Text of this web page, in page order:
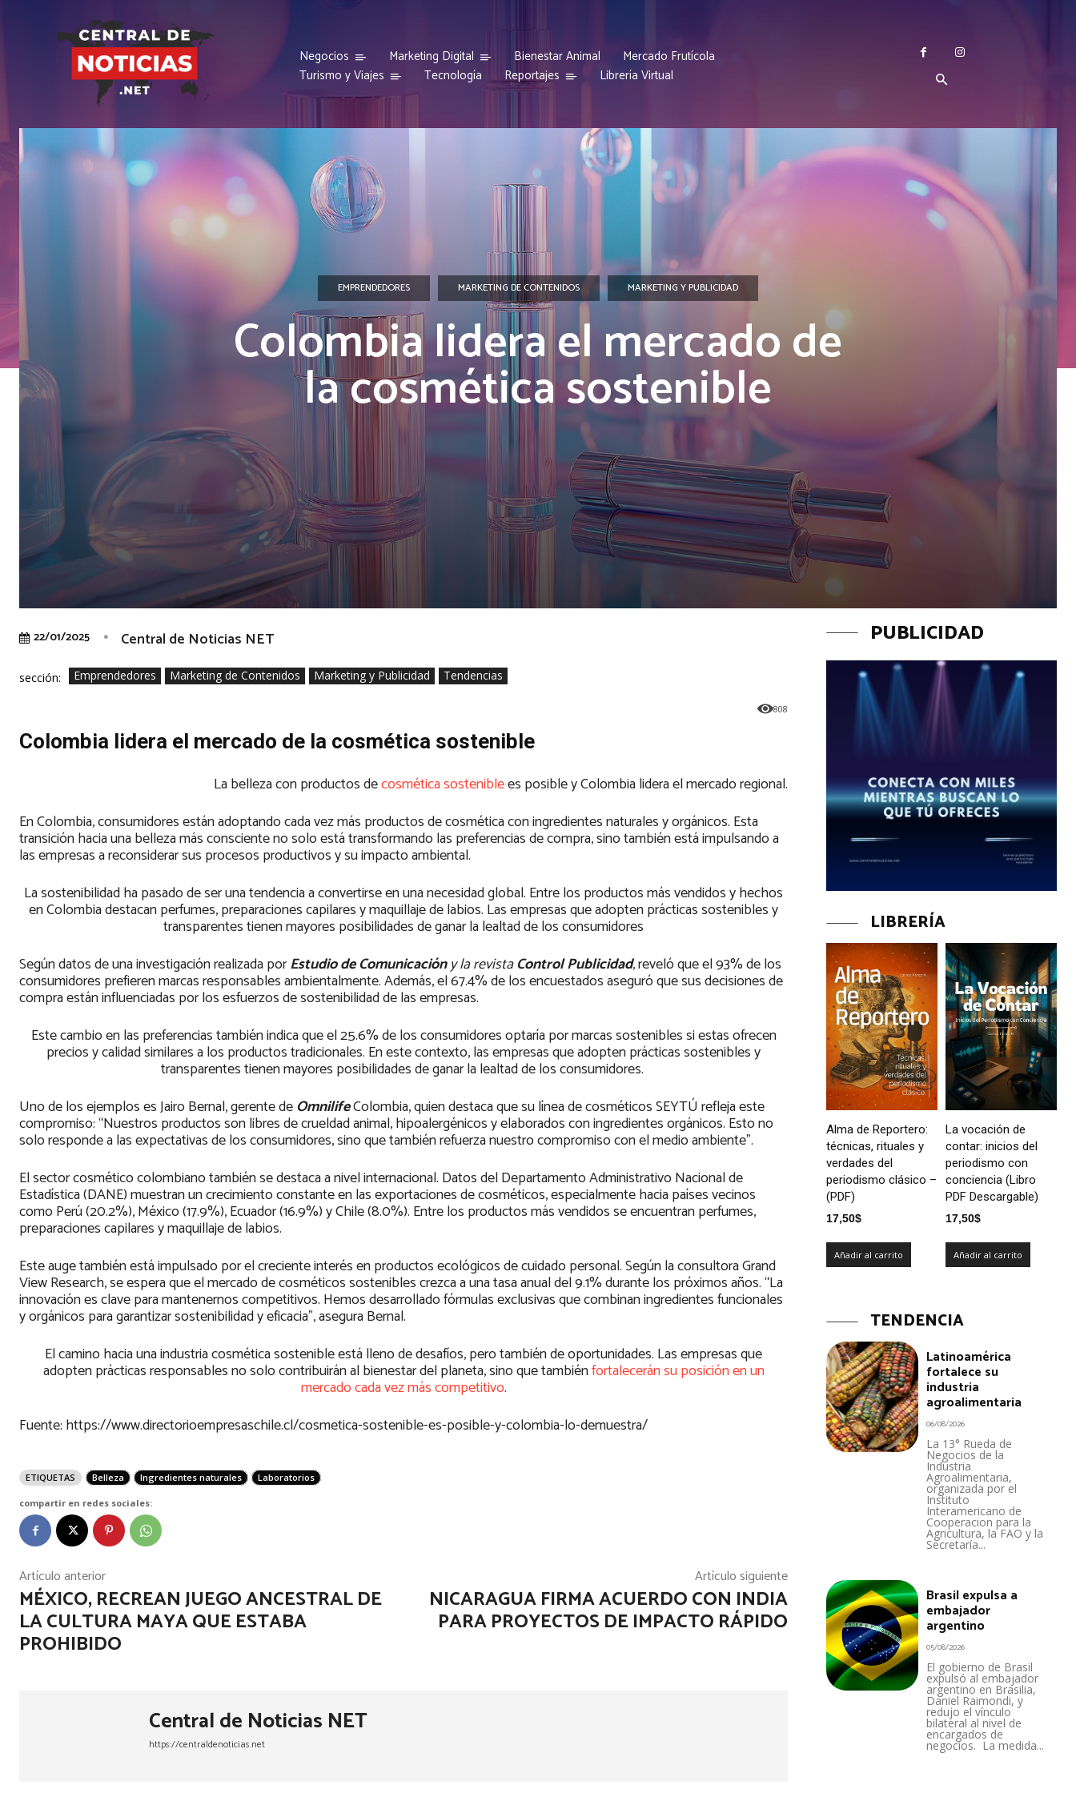
Negocios Marketing Digital Bienestar Animal
Mercado Frutícola
Turismo y Viajes
Tecnología Reportajes Librería Virtual
EMPRENDEDORES MARKETING DE CONTENIDOS MARKETING Y PUBLICIDAD
Colombia lidera el mercado de
la cosmética sostenible
22/01/2025 Central de Noticias NET
sección: Emprendedores Marketing de Contenidos Marketing y Publicidad Tendencias
808
Colombia lidera el mercado de la cosmética sostenible
La belleza con productos decosmética sosteniblees posible y Colombia lidera el mercado regional.
En Colombia, consumidores están adoptando cada vez más productos de cosmética con ingredientes naturales y orgánicos. Esta
transición hacia una belleza más consciente no solo está transformando las preferencias de compra, sino también está impulsando a
las empresas a reconsiderar sus procesos productivos y su impacto ambiental.
La sostenibilidad ha pasado de ser una tendencia a convertirse en una necesidad global. Entre los productos más vendidos y hechos
en Colombia destacan perfumes, preparaciones capilares y maquillaje de labios. Las empresas que adopten prácticas sostenibles y
transparentes tienen mayores posibilidades de ganar la lealtad de los consumidores
Según datos de una investigación realizada porEstudio de Comunicacióny la revistaControl Publicidad, reveló que el 93% de los
consumidores prefieren marcas responsables ambientalmente. Además, el 67.4% de los encuestados aseguró que sus decisiones de
compra están influenciadas por los esfuerzos de sostenibilidad de las empresas.
Este cambio en las preferencias también indica que el 25.6% de los consumidores optaría por marcas sostenibles si estas ofrecen
precios y calidad similares a los productos tradicionales. En este contexto, las empresas que adopten prácticas sostenibles y
transparentes tienen mayores posibilidades de ganar la lealtad de los consumidores.
Uno de los ejemplos es Jairo Bernal, gerente de OmnilifeColombia, quien destaca que su línea de cosméticos SEYTÚ refleja este
compromiso: “Nuestros productos son libres de crueldad animal, hipoalergénicos y elaborados con ingredientes orgánicos. Esto no
solo responde a las expectativas de los consumidores, sino que también refuerza nuestro compromiso con el medio ambiente”.
El sector cosmético colombiano también se destaca a nivel internacional. Datos del Departamento Administrativo Nacional de
Estadística (DANE) muestran un crecimiento constante en las exportaciones de cosméticos, especialmente hacia países vecinos
como Perú (20.2%), México (17.9%), Ecuador (16.9%) y Chile (8.0%). Entre los productos más vendidos se encuentran perfumes,
preparaciones capilares y maquillaje de labios.
Este auge también está impulsado por el creciente interés en productos ecológicos de cuidado personal. Según la consultora Grand
View Research, se espera que el mercado de cosméticos sostenibles crezca a una tasa anual del 9.1% durante los próximos años. “La
innovación es clave para mantenernos competitivos. Hemos desarrollado fórmulas exclusivas que combinan ingredientes funcionales
y orgánicos para garantizar sostenibilidad y eficacia”, asegura Bernal.
El camino hacia una industria cosmética sostenible está lleno de desafíos, pero también de oportunidades. Las empresas que
adopten prácticas responsables no solo contribuirán al bienestar del planeta, sino que tambiénfortalecerán su posición en un
mercado cada vez más competitivo.
Fuente: https://www.directorioempresaschile.cl/cosmetica-sostenible-es-posible-y-colombia-lo-demuestra/
ETIQUETAS Belleza Ingredientes naturales Laboratorios
compartir en redes sociales:
Artículo anterior
MÉXICO, RECREAN JUEGO ANCESTRAL DE
LA CULTURA MAYA QUE ESTABA
PROHIBIDO
Artículo siguiente
NICARAGUA FIRMA ACUERDO CON INDIA
PARA PROYECTOS DE IMPACTO RÁPIDO
Central de Noticias NET
https://centraldenoticias.net
PUBLICIDAD
LIBRERÍA
Alma de Reportero:
técnicas, rituales y
verdades del
periodismo clásico –
(PDF)
17,50$
Añadir al carrito
La vocación de
contar: inicios del
periodismo con
conciencia (Libro
PDF Descargable)
17,50$
Añadir al carrito
TENDENCIA
Latinoamérica
fortalece su
industria
agroalimentaria
06/08/2026
La 13° Rueda de
Negocios de la
Industria
Agroalimentaria,
organizada por el
Instituto
Interamericano de
Cooperacion para la
Agricultura, la FAO y la
Secretaría...
Brasil expulsa a
embajador
argentino
05/08/2026
El gobierno de Brasil
expulsó al embajador
argentino en Brasilia,
Daniel Raimondi, y
redujo el vínculo
bilateral al nivel de
encargados de
negocios. La medida...